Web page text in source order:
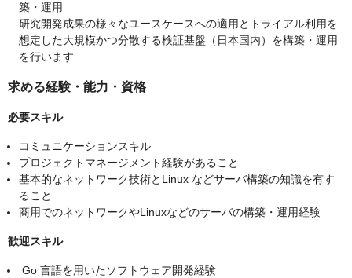
築・運用
研究開発成果の様々なユースケースへの適用とトライアル利用を
想定した大規模かつ分散する検証基盤（日本国内）を構築・運用
を行います
求める経験・能力・資格
必要スキル
コミュニケーションスキル
プロジェクトマネージメント経験があること
基本的なネットワーク技術とLinux などサーバ構築の知識を有す
ること
商用でのネットワークやLinuxなどのサーバの構築・運用経験
歓迎スキル
Go 言語を用いたソフトウェア開発経験